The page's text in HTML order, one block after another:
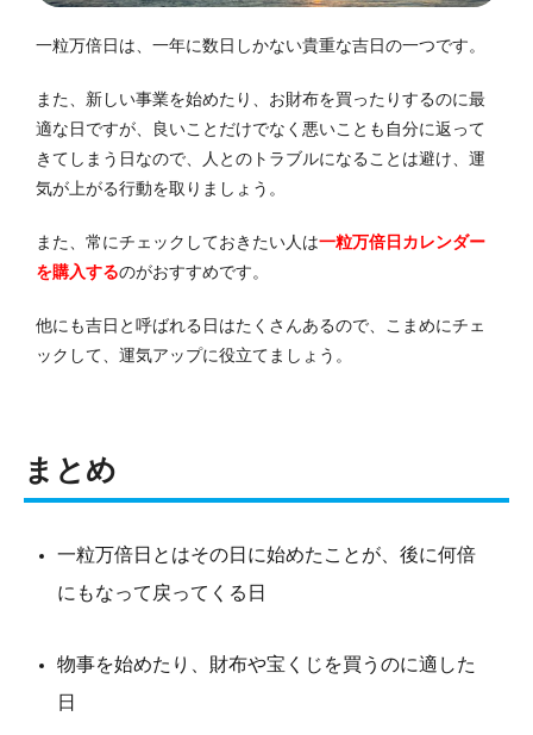
一粒万倍日は、一年に数日しかない貴重な吉日の一つです。
また、新しい事業を始めたり、お財布を買ったりするのに最
適な日ですが、良いことだけでなく悪いことも自分に返って
きてしまう日なので、人とのトラブルになることは避け、運
気が上がる行動を取りましょう。
また、常にチェックしておきたい人は一粒万倍日カレンダー
を購入するのがおすすめです。
他にも吉日と呼ばれる日はたくさんあるので、こまめにチェ
ックして、運気アップに役立てましょう。
まとめ
一粒万倍日とはその日に始めたことが、後に何倍
にもなって戻ってくる日
物事を始めたり、財布や宝くじを買うのに適した
日